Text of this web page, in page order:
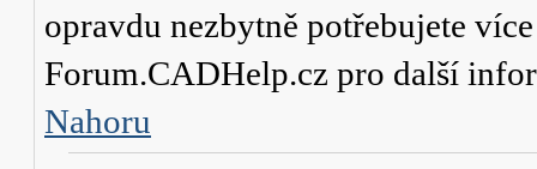
opravdu nezbytně potřebujete
Forum.CADHelp.cz pro další
Nahoru